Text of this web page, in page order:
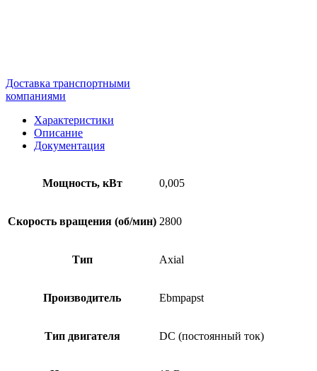
Доставка транспортными
компаниями
Характеристики
Описание
Документация
Мощность, кВт 0,005
Скорость вращения (об/мин) 2800
Тип Axial
Производитель Ebmpapst
Тип двигателя DC (постоянный ток)